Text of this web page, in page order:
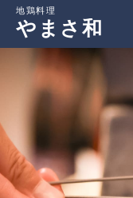
やまさ和